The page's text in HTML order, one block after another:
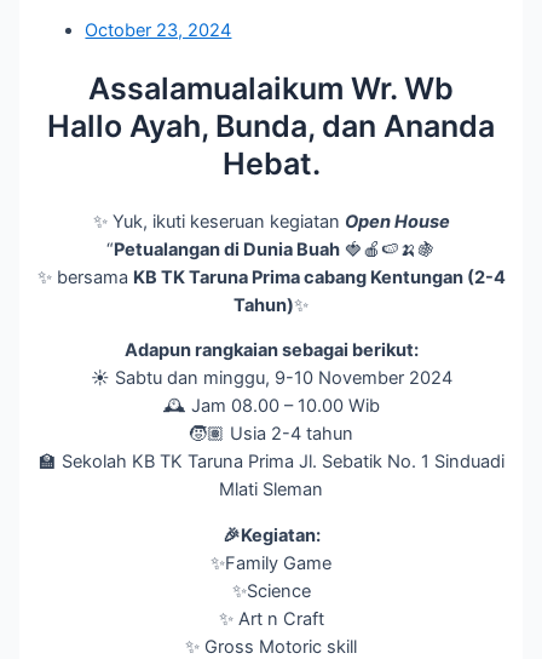
October 23, 2024
Assalamualaikum Wr. Wb
Hallo Ayah, Bunda, dan Ananda
Hebat.
✨ Yuk, ikuti keseruan kegiatan Open House
“Petualangan di Dunia Buah 🍓🍎🍉🍌🍇
✨ bersama KB TK Taruna Prima cabang Kentungan (2-4
Tahun)✨
Adapun rangkaian sebagai berikut:
☀️ Sabtu dan minggu, 9-10 November 2024
🕰️ Jam 08.00 – 10.00 Wib
🧒🏽 Usia 2-4 tahun
🏫 Sekolah KB TK Taruna Prima Jl. Sebatik No. 1 Sinduadi
Mlati Sleman
🎉Kegiatan:
✨Family Game
✨Science
✨ Art n Craft
✨ Gross Motoric skill